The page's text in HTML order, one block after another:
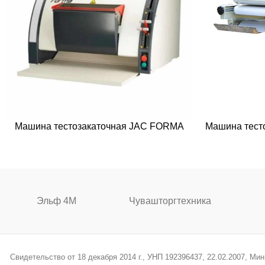
Машина тестозакаточная JAC FORMA Машина
Эльф 4М Чувашторгтехника
Свидетельство от 18 декабря 2014 г., УНП 192396437, 22.02.2007,